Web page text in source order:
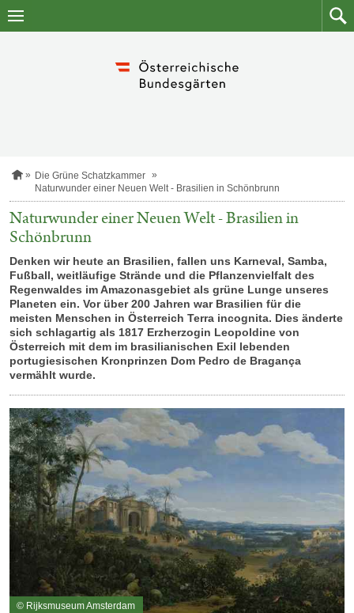
Zum
Zum
S
a
r
t
s
i
e
Die Grüne Schatzkammer
Naturwunder einer Neuen Welt - Brasilien in Schönbrunn
Naturwunder einer Neuen Welt - Brasilien in
Schönbrunn
Denken wir heute an Brasilien, fallen uns Karneval, Samba,
Fußball, weitläufige Strände und die Pflanzenvielfalt des
Regenwaldes im Amazonasgebiet als grüne Lunge unseres
Planeten ein. Vor über 200 Jahren war Brasilien für die
meisten Menschen in Österreich Terra incognita. Dies änderte
sich schlagartig als 1817 Erzherzogin Leopoldine von
Österreich mit dem im brasilianischen Exil lebenden
portugiesischen Kronprinzen Dom Pedro de Bragança
vermählt wurde.
© Rijksmuseum Amsterdam